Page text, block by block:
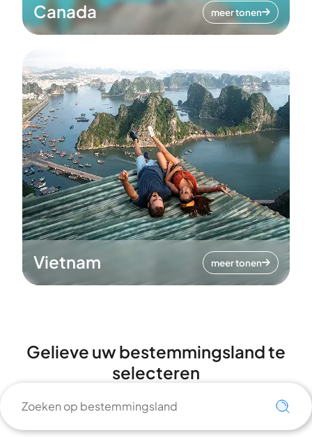
Canada meer tonen
Vietnam meer tonen
Gelieve uw bestemmingsland te
selecteren